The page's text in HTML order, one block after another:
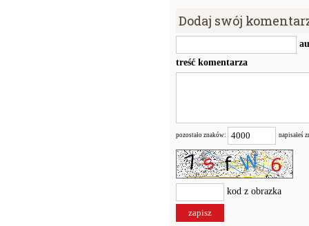
Dodaj swój
treść komentarza
pozostało znaków: napisałeś
kod z obrazka